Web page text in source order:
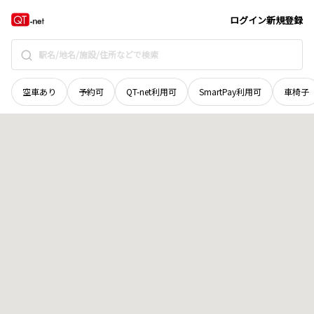
ログイン新規登録
空車あり 予約可 QT-net利用可 SmartPay利用可 車椅子
京都府